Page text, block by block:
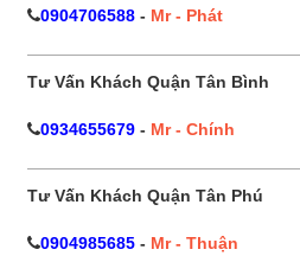
0904706588 - Mr - Phát
Tư Vấn Khách Quận Tân Bình
0934655679 - Mr - Chính
Tư Vấn Khách Quận Tân Phú
0904985685 - Mr - Thuận